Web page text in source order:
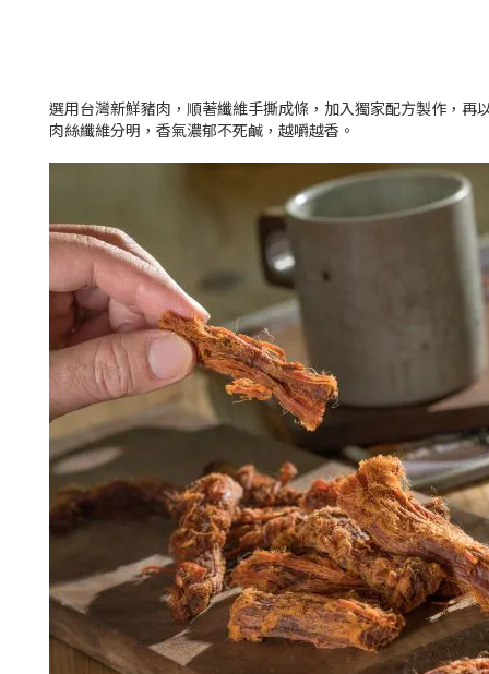
選用台灣新鮮豬肉，順著纖維手撕成條，加入獨家配方製作，再
肉絲纖維分明，香氣濃郁不死鹹，越嚼越香。